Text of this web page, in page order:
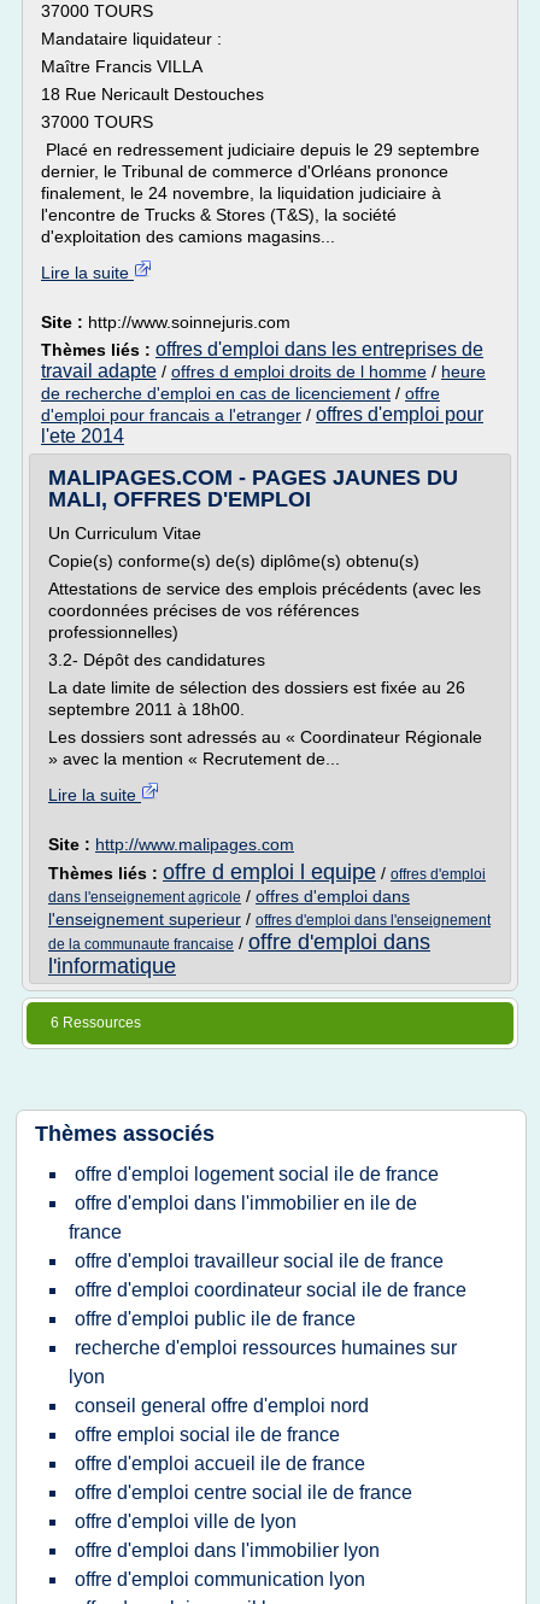
37000 TOURS
Mandataire liquidateur :
Maître Francis VILLA
18 Rue Nericault Destouches
37000 TOURS
Placé en redressement judiciaire depuis le 29 septembre
dernier, le Tribunal de commerce d'Orléans prononce
finalement, le 24 novembre, la liquidation judiciaire à
l'encontre de Trucks & Stores (T&S), la société
d'exploitation des camions magasins...
Lire la suite
Site : http://www.soinnejuris.com
Thèmes liés : offres d'emploi dans les entreprises de
travail adapte / offres d emploi droits de l homme / heure
de recherche d'emploi en cas de licenciement / offre
d'emploi pour francais a l'etranger / offres d'emploi pour
l'ete 2014
MALIPAGES.COM - PAGES JAUNES DU
MALI, OFFRES D'EMPLOI
Un Curriculum Vitae
Copie(s) conforme(s) de(s) diplôme(s) obtenu(s)
Attestations de service des emplois précédents (avec les
coordonnées précises de vos références
professionnelles)
3.2- Dépôt des candidatures
La date limite de sélection des dossiers est fixée au 26
septembre 2011 à 18h00.
Les dossiers sont adressés au « Coordinateur Régionale
» avec la mention « Recrutement de...
Lire la suite
Site : http://www.malipages.com
Thèmes liés : offre d emploi l equipe / offres d'emploi
dans l'enseignement agricole / offres d'emploi dans
l'enseignement superieur / offres d'emploi dans l'enseignement
de la communaute francaise / offre d'emploi dans
l'informatique
6 Ressources
Thèmes associés
offre d'emploi logement social ile de france
offre d'emploi dans l'immobilier en ile de
france
offre d'emploi travailleur social ile de france
offre d'emploi coordinateur social ile de france
offre d'emploi public ile de france
recherche d'emploi ressources humaines sur
lyon
conseil general offre d'emploi nord
offre emploi social ile de france
offre d'emploi accueil ile de france
offre d'emploi centre social ile de france
offre d'emploi ville de lyon
offre d'emploi dans l'immobilier lyon
offre d'emploi communication lyon